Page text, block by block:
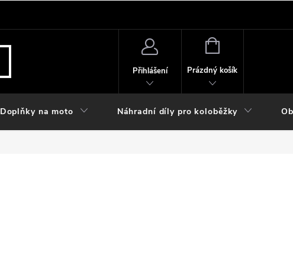
Přihlášení
NÁKUPNÍ
Prázdný košík
Doplňky na moto Náhradní díly pro koloběžky